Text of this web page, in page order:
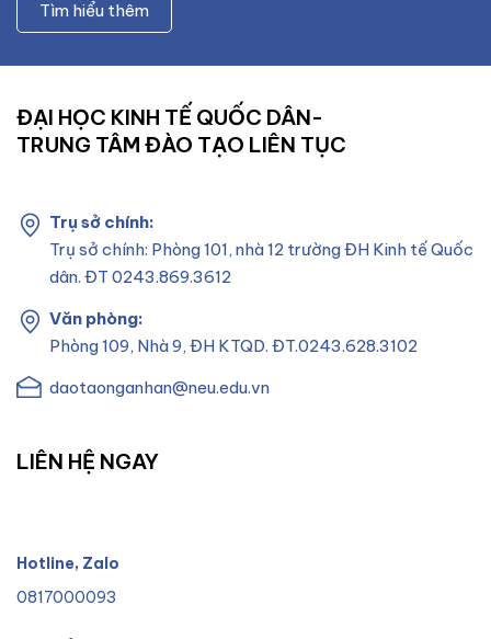
Tìm hiểu thêm
ĐẠI HỌC KINH TẾ QUỐC DÂN-
TRUNG TÂM ĐÀO TẠO LIÊN TỤC
Trụ sở chính:
Trụ sở chính: Phòng 101, nhà 12 trường ĐH Kinh tế Quốc
dân. ĐT 0243.869.3612
Văn phòng:
Phòng 109, Nhà 9, ĐH KTQD. ĐT.0243.628.3102
daotaonganhan@neu.edu.vn
LIÊN HỆ NGAY
Hotline, Zalo
0817000093